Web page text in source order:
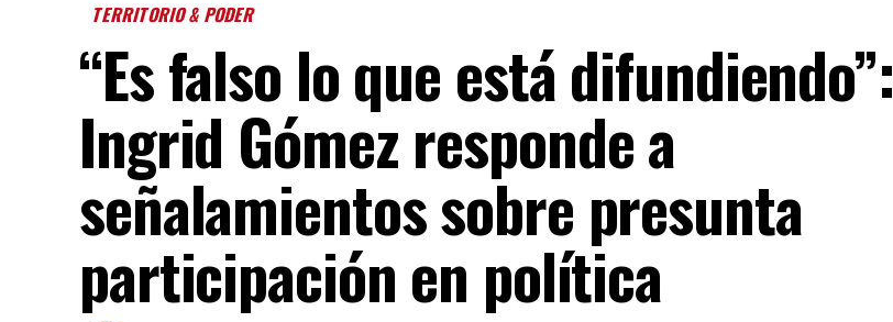
TERRITORIO & PODER
“Es falso lo que está difundiendo”:
Ingrid Gómez responde a
señalamientos sobre presunta
participación en política